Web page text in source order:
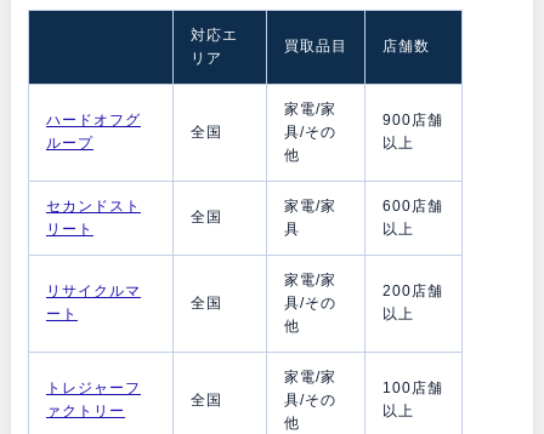
対応エ
リア
買取品目 店舗数
ハードオフグ
ループ
全国
家電/家
具/その
他
900店舗
以上
セカンドスト
リート
全国
家電/家
具
600店舗
以上
リサイクルマ
ート
全国
家電/家
具/その
他
200店舗
以上
トレジャーフ
ァクトリー
全国
家電/家
具/その
他
100店舗
以上